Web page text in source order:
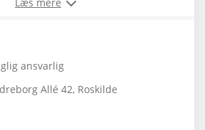
ansvarlig
Allé 42, Roskilde